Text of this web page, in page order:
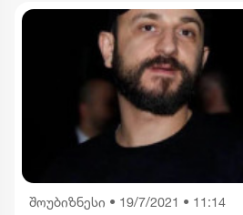
შოუბიზნესი • 19/7/2021 • 11:14